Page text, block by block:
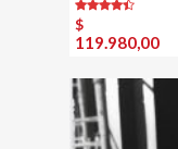
Rated
4.00out
of 5
$
119.980,00